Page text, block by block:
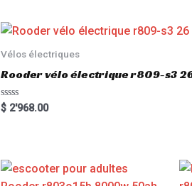
t
o
5
Vélos électriques
Rooder vélo électrique r809-s3
R
a
o
u
t
$2'968.00